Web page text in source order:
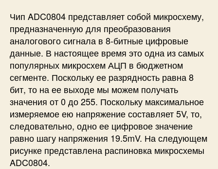
Чип ADC0804 представляет собой микросхему,
предназначенную для преобразования
аналогового сигнала в 8-битные цифровые
данные. В настоящее время это одна из самых
популярных микросхем АЦП в бюджетном
сегменте. Поскольку ее разрядность равна 8
бит, то на ее выходе мы можем получать
значения от 0 до 255. Поскольку максимальное
измеряемое ею напряжение составляет 5V, то,
следовательно, одно ее цифровое значение
равно шагу напряжения 19.5mV. На следующем
рисунке представлена распиновка микросхемы
ADC0804.